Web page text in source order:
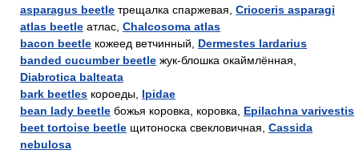
asparagus beetle трещалка спаржевая, Crioceris asparagi
atlas beetle атлас, Chalcosoma atlas
bacon beetle кожеед ветчинный, Dermestes lardarius
banded cucumber beetle жук-блошка окаймлённая,
Diabrotica balteata
bark beetles короеды, Ipidae
bean lady beetle божья коровка, коровка, Epilachna varivestis
beet tortoise beetle щитоноска свекловичная, Cassida
nebulosa